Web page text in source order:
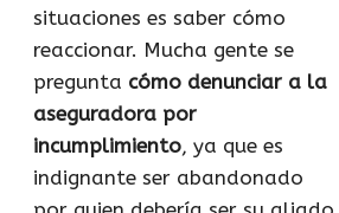
situaciones es saber cómo
reaccionar. Mucha gente se
pregunta cómo denunciar a la
aseguradora por
incumplimiento, ya que es
indignante ser abandonado